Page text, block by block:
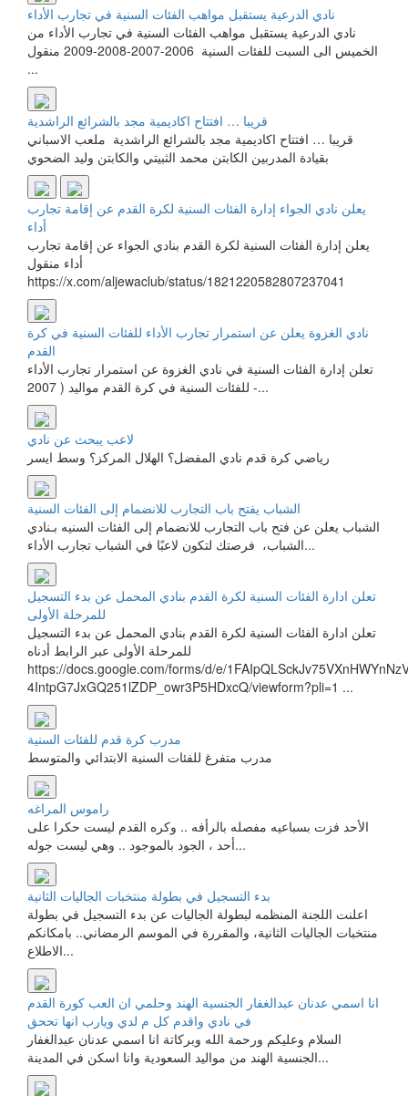
نادي الدرعية يستقبل مواهب الفئات السنية في تجارب الأداء
نادي الدرعية يستقبل مواهب الفئات السنية في تجارب الأداء من
الخميس الى السبت للفئات السنية 2006-2007-2008-2009 منقول
...
قريبا … افتتاح اكاديمية مجد بالشرائع الراشدية
قريبا … افتتاح اكاديمية مجد بالشرائع الراشدية ملعب الاسباني
يعلن نادي الجواء إدارة الفئات السنية لكرة القدم عن إقامة تجارب
أداء
يعلن إدارة الفئات السنية لكرة القدم بنادي الجواء عن إقامة تجارب
أداء منقول
https://x.com/aljewaclub/status/1821220582807237041
نادي الغزوة يعلن عن استمرار تجارب الأداء للفئات السنية في كرة
القدم
تعلن إدارة الفئات السنية في نادي الغزوة عن استمرار تجارب الأداء
للفئات السنية في كرة القدم مواليد ( 2007 -...
لاعب يبحث عن نادي
رياضي كرة قدم نادي المفضل؟ الهلال المركز؟ وسط ايسر
الشباب يفتح باب التجارب للانضمام إلى الفئات السنية
الشباب يعلن عن فتح باب التجارب للانضمام إلى الفئات السنيه بـنادي
الشباب، فرصتك لتكون لاعبًا في ⁧‫الشباب‬⁩ ‏تجارب الأداء...
تعلن ادارة الفئات السنية لكرة القدم بنادي المحمل عن بدء التسجيل
للمرحلة الأولى
تعلن ادارة الفئات السنية لكرة القدم بنادي المحمل عن بدء التسجيل
للمرحلة الأولى عبر الرابط أدناه​
https://docs.google.com/forms/d/e/
4IntpG7JxGQ251lZDP_owr3P5HDxcQ/viewform?pli=1 ...
مدرب كرة قدم للفئات السنية
راموس المراغه
الأحد فزت بسباعيه مفصله بالرأفه .. وكره القدم ليست حكرا على
أحد ، الجود بالموجود .. وهي ليست جوله...
بدء التسجيل في بطولة منتخبات الجاليات الثانية
اعلنت اللجنة المنظمه لبطولة الجاليات عن بدء التسجيل في بطولة
منتخبات الجاليات الثانية، والمقررة في الموسم الرمضاني.. بامكانكم
الاطلاع...
انا اسمي عدنان عبدالغفار الجنسية الهند وحلمي ان العب كورة القدم
في نادي واقدم كل م لدي ويارب انها تححق
السلام وعليكم ورحمة الله وبركاتة انا اسمي عدنان عبدالغفار
الجنسية الهند من مواليد السعودية وانا اسكن في المدينة...